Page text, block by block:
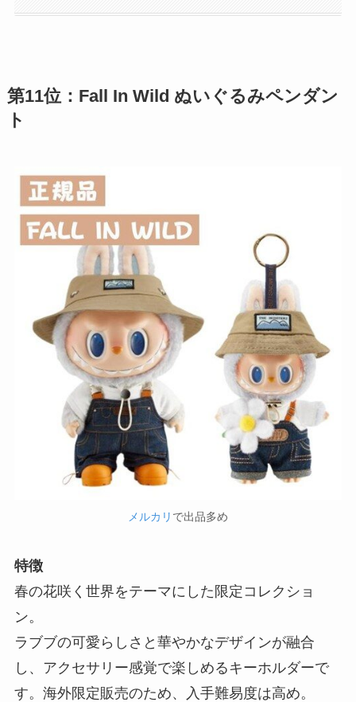
第11位：Fall In Wild ぬいぐるみペンダン
ト
メルカリ で出品多め
特徴
春の花咲く世界をテーマにした限定コレクショ
ン。
ラブブの可愛らしさと華やかなデザインが融合
し、アクセサリー感覚で楽しめるキーホルダーで
す。海外限定販売のため、入手難易度は高め。